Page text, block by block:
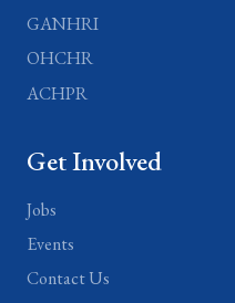
GANHRI
OHCHR
ACHPR
Get Involved
Jobs
Events
Contact Us